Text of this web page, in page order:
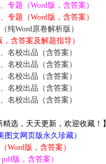
专题（Word版，含答案）
专题（Word版，含答案）
纯Word原卷解析版）
含答案及解题指导）
名校出品（含答案）
名校出品（含答案）
名校出品（含答案）
名校出品（含答案）
名校出品（含答案）
选，天天更新，欢迎收藏！】
文网页版永久珍藏）
Word版，含答案）
版，含答案）